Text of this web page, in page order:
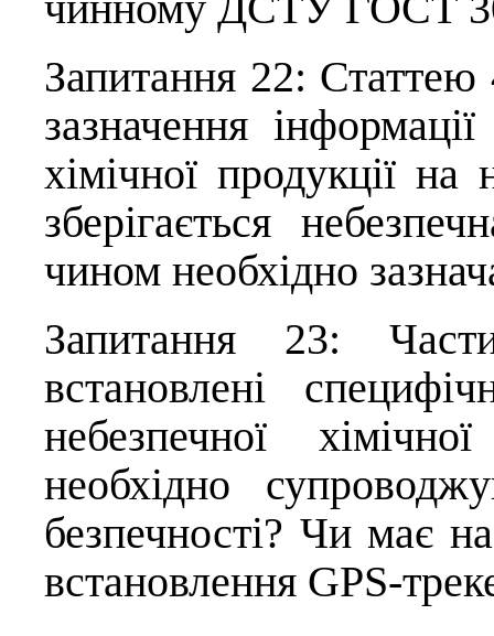
Запитання 22:
зазначення
хімічної продукції на
зберігається
чином необхідно
Запитання 23:
встановлені
небезпечної
необхідно
безпечності? Чи має
встановлення GPS-